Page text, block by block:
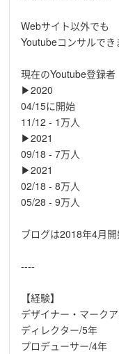
Webサイト以外でも
Youtubeコンサルでき
現在のYoutube登録者
▶2020
04/15に開始
11/12 - 1万人
▶2021
09/18 - 7万人
▶2021
02/18 - 8万人
05/28 - 9万人
ブログは2018年4月
----
【経験】
デザイナー・マーク
ディレクター/5年
プロデューサー/4年